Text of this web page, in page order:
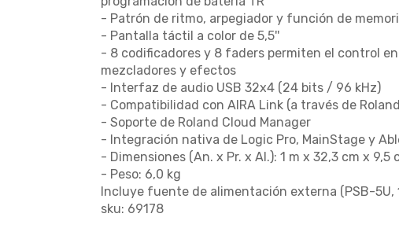
- Patrón de ritmo, arpegiador y función de
- Pantalla táctil a color de 5,5''
- 8 codificadores y 8 faders permiten el control
mezcladores y efectos
- Interfaz de audio USB 32x4 (24 bits / 96 kHz)
- Compatibilidad con AIRA Link (a través de
- Soporte de Roland Cloud Manager
- Integración nativa de Logic Pro, MainStage y
- Dimensiones (An. x Pr. x Al.): 1 m x 32,3 cm x 9,5
- Peso: 6,0 kg
Incluye fuente de alimentación externa (PSB-5U,
sku: 69178